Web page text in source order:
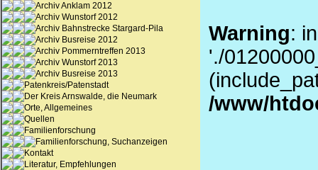
Archiv Anklam 2012
Archiv Wunstorf 2012
Archiv Bahnstrecke Stargard-Pila
Archiv Busreise 2012
Archiv Pommerntreffen 2013
Archiv Wunstorf 2013
Archiv Busreise 2013
Patenkreis/Patenstadt
Der Kreis Arnswalde, die Neumark
Orte, Allgemeines
Quellen
Familienforschung
Familienforschung, Suchanzeigen
Kontakt
Literatur, Empfehlungen
Warning:
'./
/www/